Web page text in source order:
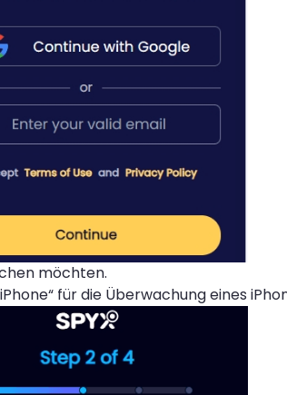
möchten.
für die Überwachung eines